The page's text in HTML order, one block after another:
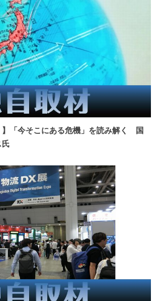
】「今そこにある危機」を読み解く 国
氏